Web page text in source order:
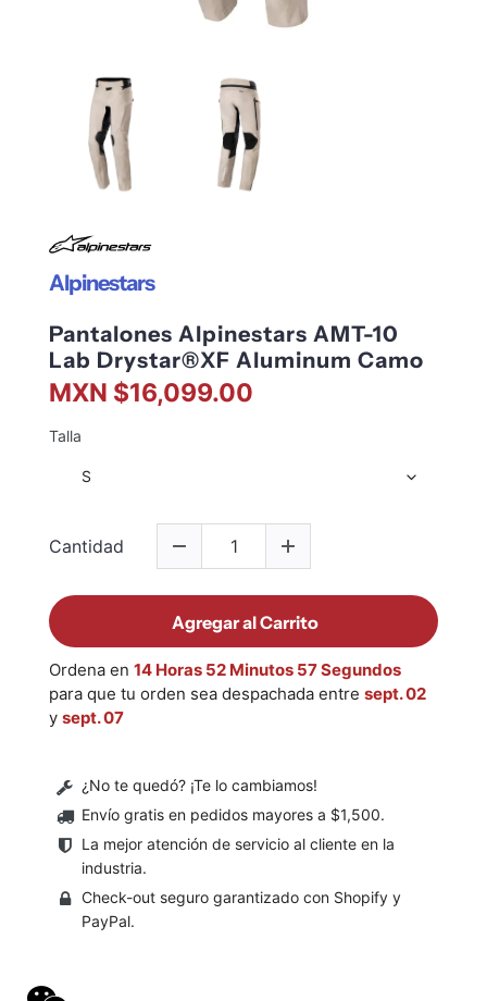
Alpinestars
Pantalones Alpinestars AMT-10
Lab Drystar®XF Aluminum Camo
MXN $16,099.00
Talla
Cantidad
Agregar al Carrito
Ordena en 14 Horas 52 Minutos 57 Segundos
para que tu orden sea despachada entre sept. 02
y sept. 07
¿No te quedó? ¡Te lo cambiamos!
Envío gratis en pedidos mayores a $1,500.
La mejor atención de servicio al cliente en la
industria.
Check-out seguro garantizado con Shopify y
PayPal.